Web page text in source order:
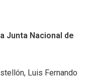
Junta Nacional de
Luis Fernando